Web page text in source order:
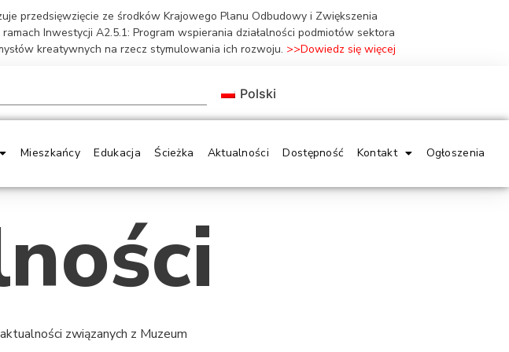
przedsięwzięcie ze środków Krajowego Planu Odbudowy i Zwiększenia
Inwestycji A2.5.1: Program wspierania działalności podmiotów sektora
kreatywnych na rzecz stymulowania ich rozwoju. >>Dowiedz się więcej
Polski
Mieszkańcy Edukacja Ścieżka Aktualności Dostępność Kontakt Ogłoszenia
związanych z Muzeum